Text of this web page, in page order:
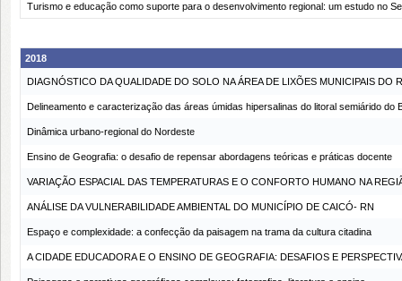
Turismo e educação como suporte para o desenvolvimento regional: um estudo no
2018
DIAGNÓSTICO DA QUALIDADE DO SOLO NA ÁREA DE LIXÕES MUNICIPAIS DO
Delineamento e caracterização das áreas úmidas hipersalinas do litoral semiárido do
Dinâmica urbano-regional do Nordeste
Ensino de Geografia: o desafio de repensar abordagens teóricas e práticas docente
VARIAÇÃO ESPACIAL DAS TEMPERATURAS E O CONFORTO HUMANO NA
ANÁLISE DA VULNERABILIDADE AMBIENTAL DO MUNICÍPIO DE CAICÓ- RN
Espaço e complexidade: a confecção da paisagem na trama da cultura citadina
A CIDADE EDUCADORA E O ENSINO DE GEOGRAFIA: DESAFIOS E